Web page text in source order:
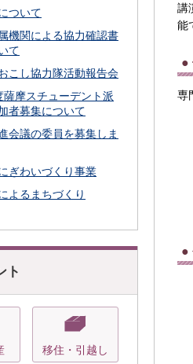
ついて
機関による協力確認書
て
こし協力隊活動報告会
薩摩スチューデント派
者募集について
会議の委員を募集しま
ぎわいづくり事業
よるまちづくり
ト
移住・引越し
講
能
●
専
●
※